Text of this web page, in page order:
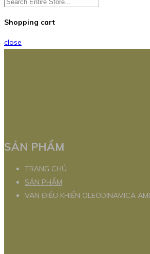
Shopping cart
close
SẢN PHẨM
TRANG CHỦ
SẢN PHẨM
VAN ĐIỀU KHIỂN OLEODINAMICA AMI